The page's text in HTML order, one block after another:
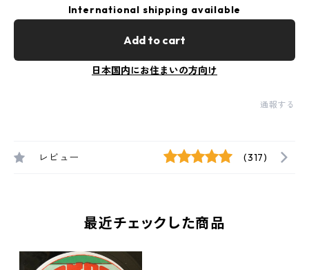
International shipping available
Add to cart
日本国内にお住まいの方向け
通報する
レビュー (317)
最近チェックした商品